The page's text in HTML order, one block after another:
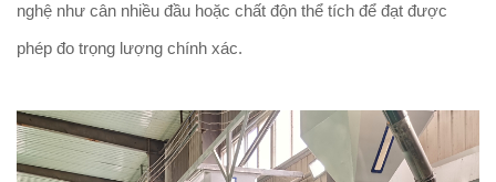
nghệ như cân nhiều đầu hoặc chất độn thể tích để đạt được
phép đo trọng lượng chính xác.